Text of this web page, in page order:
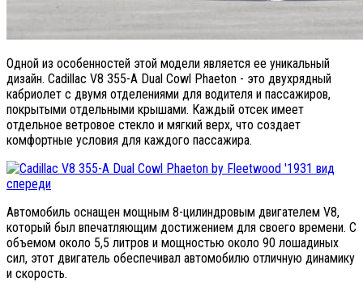
Одной из особенностей этой модели является ее уникальный
дизайн. Cadillac V8 355-A Dual Cowl Phaeton - это двухрядный
кабриолет с двумя отделениями для водителя и пассажиров,
покрытыми отдельными крышами. Каждый отсек имеет
отдельное ветровое стекло и мягкий верх, что создает
комфортные условия для каждого пассажира.
Автомобиль оснащен мощным 8-цилиндровым двигателем V8,
который был впечатляющим достижением для своего времени. С
объемом около 5,5 литров и мощностью около 90 лошадиных
сил, этот двигатель обеспечивал автомобилю отличную динамику
и скорость.